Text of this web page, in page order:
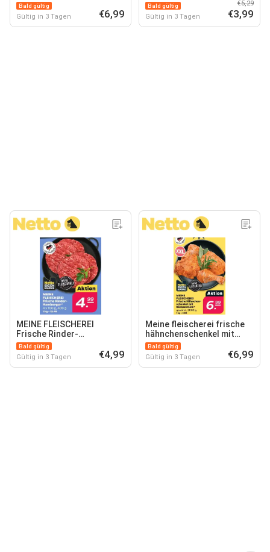
mit Rückenstück*
Bald gültig
Gültig in 3 Tagen €6,99
Minutenschnitzel
Bald gültig
Gültig in 3 Tagen
€5,29
€3,99
MEINE FLEISCHEREI
Frische Rinder-
Hamburger*
Bald gültig
Gültig in 3 Tagen €4,99
Meine fleischerei frische
hähnchenschenkel mit
rückstück
Bald gültig
Gültig in 3 Tagen €6,99